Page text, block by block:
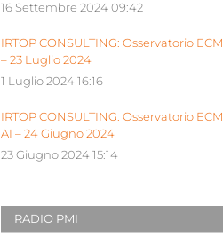
16 Settembre 2024 09:42
IRTOP CONSULTING: Osservatorio ECM
– 23 Luglio 2024
1 Luglio 2024 16:16
IRTOP CONSULTING: Osservatorio ECM
AI – 24 Giugno 2024
23 Giugno 2024 15:14
RADIO PMI